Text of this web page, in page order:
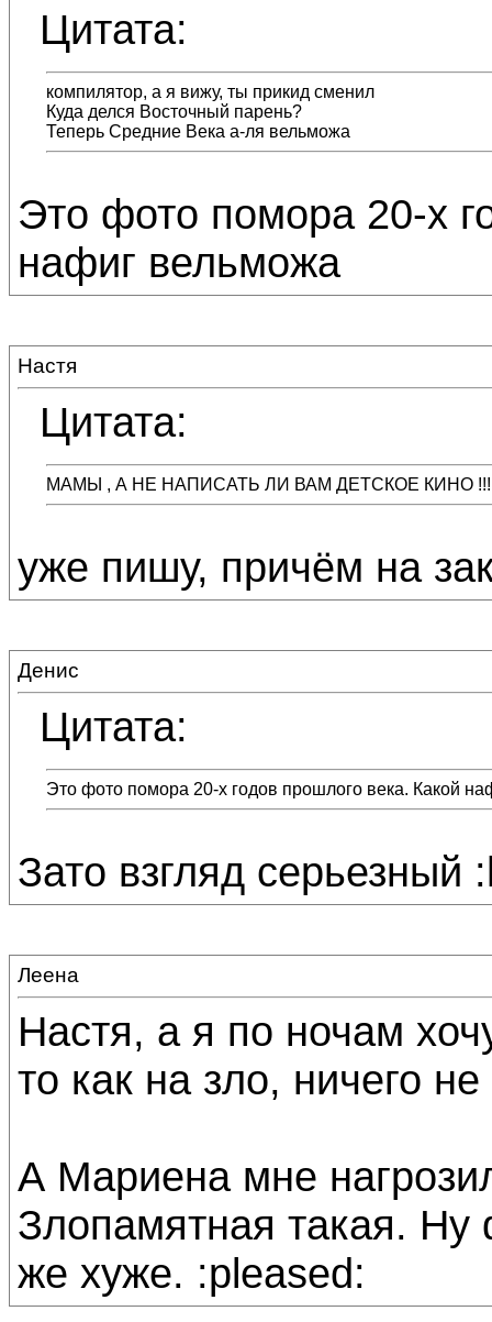
Цитата:
компилятор, а я вижу, ты прикид сменил
Куда делся Восточный парень?
Теперь Средние Века а-ля вельможа
Это фото помора 20-х
нафиг вельможа
Настя
Цитата:
МАМЫ , А НЕ НАПИСАТЬ ЛИ ВАМ ДЕТСКОЕ КИНО !!!!
уже пишу, причём на
Денис
Цитата:
Это фото помора 20-х годов прошлого века. Какой
Зато взгляд серьезный
Леена
Настя, а я по ночам
то как на зло, ничего
А Мариена мне
Злопамятная такая. Ну
же хуже. :pleased: